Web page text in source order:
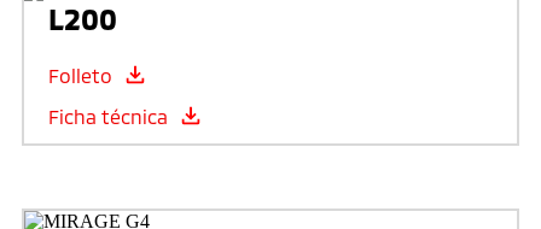
L200
Folleto
Ficha técnica